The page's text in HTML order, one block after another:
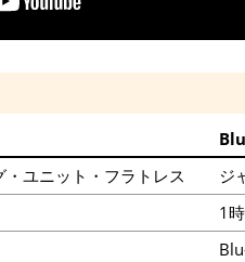
・ユニット・フラトレス
ジ
1